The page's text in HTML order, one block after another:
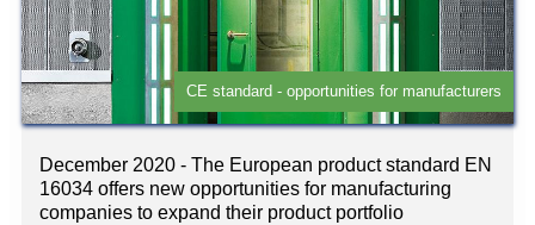
CE standard - opportunities for manufacturers
December 2020 - The European product standard EN
16034 offers new opportunities for manufacturing
companies to expand their product portfolio